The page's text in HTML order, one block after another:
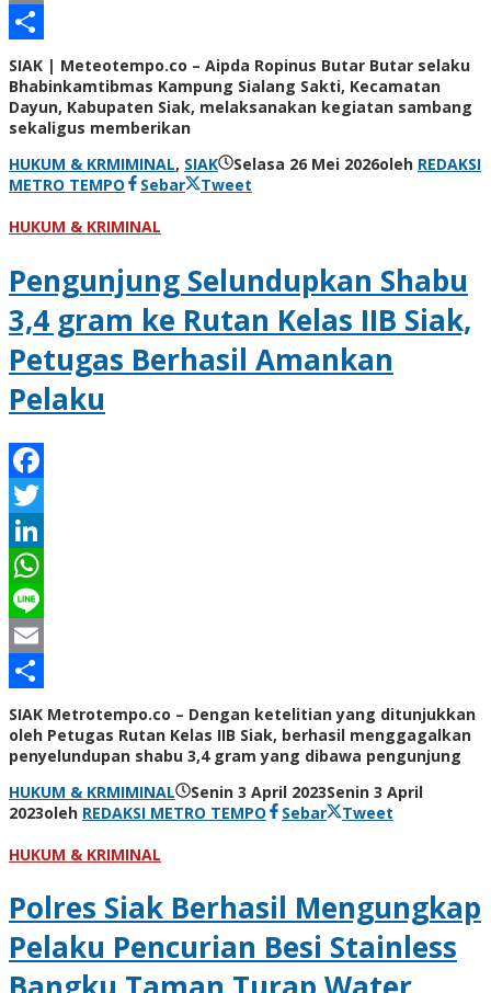
Email
Share
SIAK | Meteotempo.co – Aipda Ropinus Butar Butar selaku
Bhabinkamtibmas Kampung Sialang Sakti, Kecamatan
Dayun, Kabupaten Siak, melaksanakan kegiatan sambang
sekaligus memberikan
HUKUM & KRMIMINAL, SIAK Selasa 26 Mei 2026oleh REDAKSI
METRO TEMPO
Sebar
Tweet
HUKUM & KRIMINAL
Pengunjung Selundupkan Shabu
3,4 gram ke Rutan Kelas IIB Siak,
Petugas Berhasil Amankan
Pelaku
Facebook
Twitter
LinkedIn
WhatsApp
Line
Email
Share
SIAK Metrotempo.co – Dengan ketelitian yang ditunjukkan
oleh Petugas Rutan Kelas IIB Siak, berhasil menggagalkan
penyelundupan shabu 3,4 gram yang dibawa pengunjung
HUKUM & KRMIMINAL
Senin 3 April 2023Senin 3 April
2023oleh REDAKSI METRO TEMPO Sebar
Tweet
HUKUM & KRIMINAL
Polres Siak Berhasil Mengungkap
Pelaku Pencurian Besi Stainless